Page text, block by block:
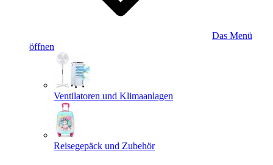
Das Menü
öffnen
Ventilatoren und Klimaanlagen
Reisegepäck und Zubehör